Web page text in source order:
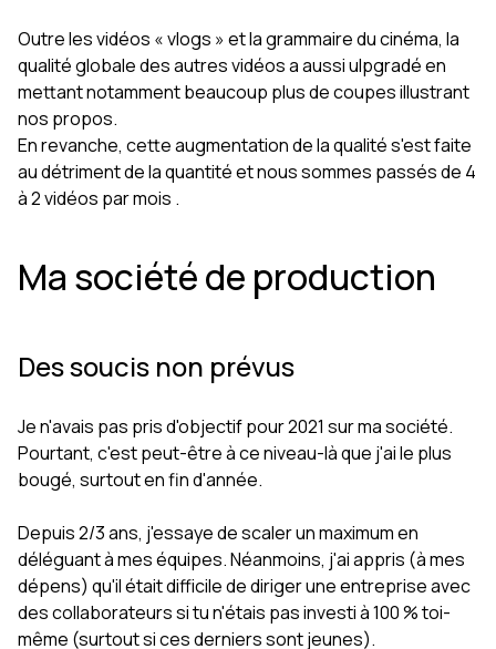
Outre les vidéos « vlogs » et la grammaire du cinéma, la
qualité globale des autres vidéos a aussi ulpgradé en
mettant notamment beaucoup plus de coupes illustrant
nos propos.
En revanche, cette augmentation de la qualité s'est faite
au détriment de la quantité et nous sommes passés de 4
à 2 vidéos par mois .
Ma société de production
Des soucis non prévus
Je n'avais pas pris d'objectif pour 2021 sur ma société.
Pourtant, c'est peut-être à ce niveau-là que j'ai le plus
bougé, surtout en fin d'année.
Depuis 2/3 ans, j'essaye de scaler un maximum en
déléguant à mes équipes. Néanmoins, j'ai appris (à mes
dépens) qu'il était difficile de diriger une entreprise avec
des collaborateurs si tu n'étais pas investi à 100 % toi-
même (surtout si ces derniers sont jeunes).